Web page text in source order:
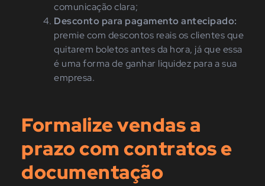
comunicação clara;
Desconto para pagamento antecipado:
premie com descontos reais os clientes que
quitarem boletos antes da hora, já que essa
é uma forma de ganhar liquidez para a sua
empresa.
Formalize vendas a
prazo com contratos e
documentação